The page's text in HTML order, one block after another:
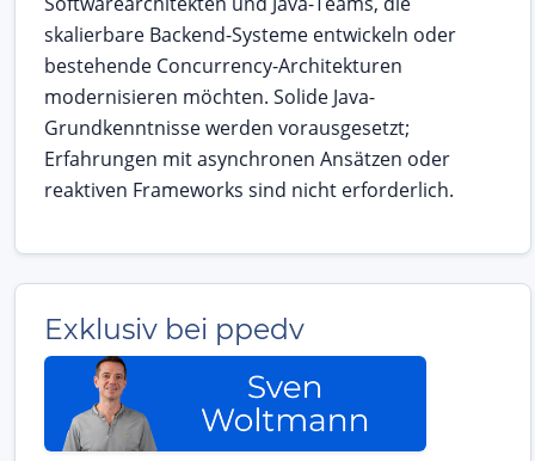
skalierbare Backend-Systeme entwickeln oder
bestehende Concurrency-Architekturen
modernisieren möchten. Solide Java-
Grundkenntnisse werden vorausgesetzt;
Erfahrungen mit asynchronen Ansätzen oder
reaktiven Frameworks sind nicht erforderlich.
Exklusiv bei ppedv